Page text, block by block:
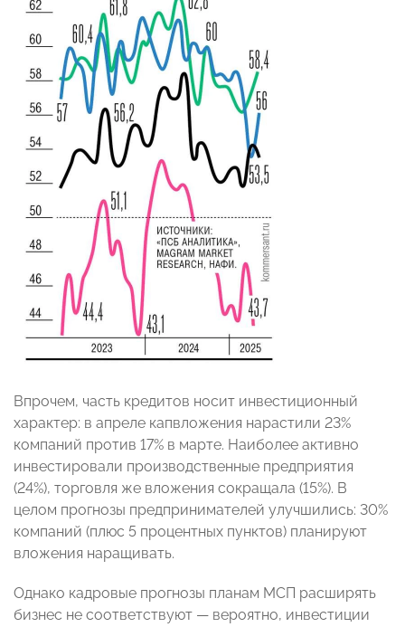
Впрочем, часть кредитов носит инвестиционный
характер: в апреле капвложения нарастили 23%
компаний против 17% в марте. Наиболее активно
инвестировали производственные предприятия
(24%), торговля же вложения сокращала (15%). В
целом прогнозы предпринимателей улучшились: 30%
компаний (плюс 5 процентных пунктов) планируют
вложения наращивать.
Однако кадровые прогнозы планам МСП расширять
бизнес не соответствуют — вероятно, инвестиции